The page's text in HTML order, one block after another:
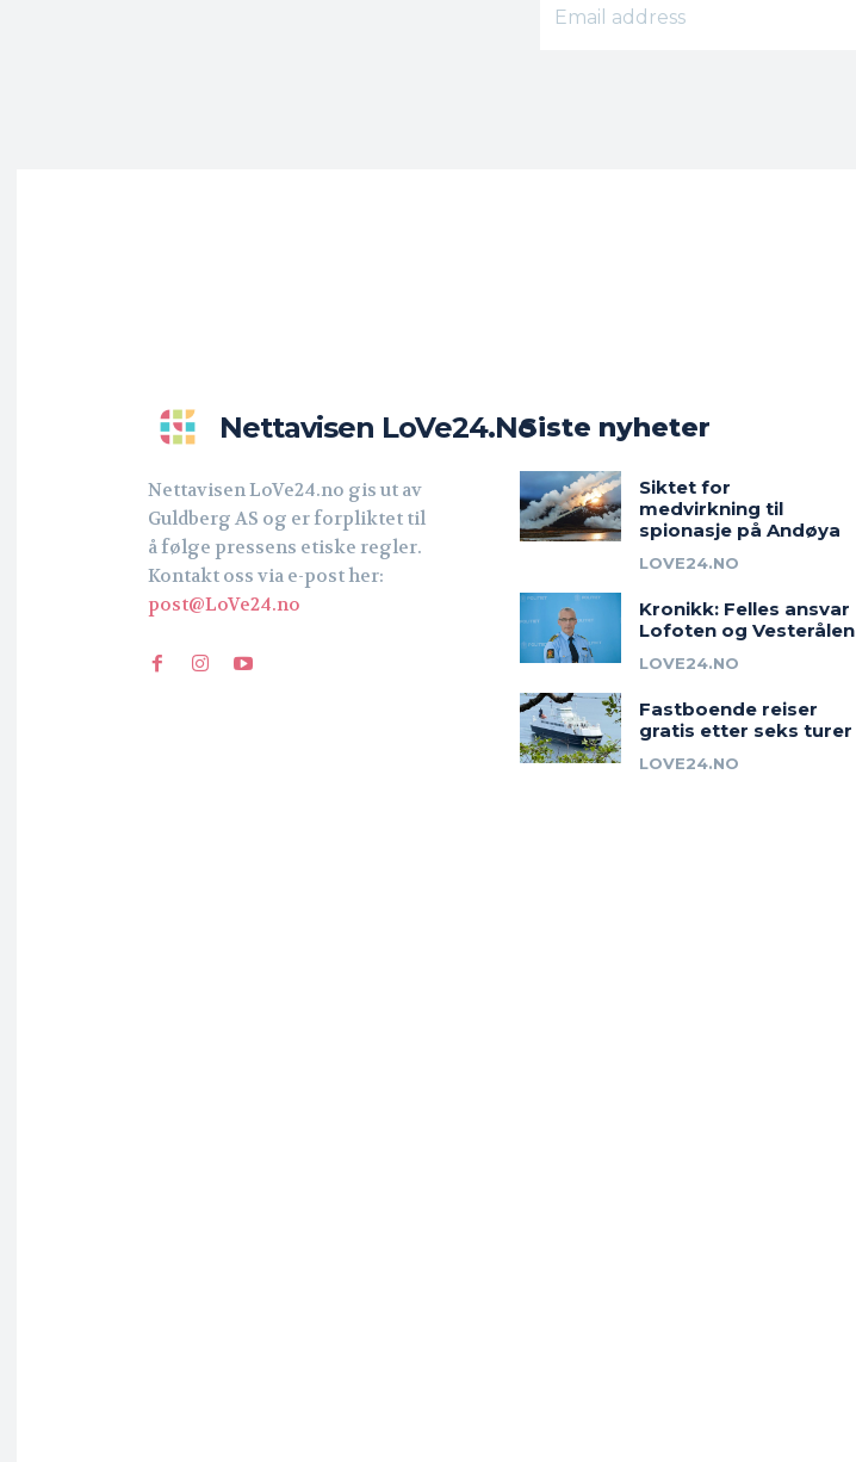
Nettavisen LoVe24.no
Nettavisen LoVe24.no gis ut av
Guldberg AS og er forpliktet til
å følge pressens etiske regler.
Kontakt oss via e-post her:
post@LoVe24.no
Siste nyheter
Siktet for
medvirkning til
spionasje på Andøya
LOVE24.NO
Kronikk: Felles ansvar
Lofoten og Vesterålen
LOVE24.NO
Fastboende reiser
gratis etter seks turer
LOVE24.NO